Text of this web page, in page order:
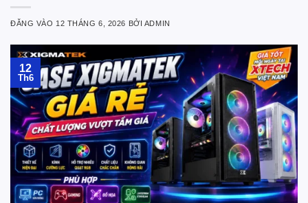
ĐĂNG VÀO 12 THÁNG 6, 2026 BỞI ADMIN
12
Th6